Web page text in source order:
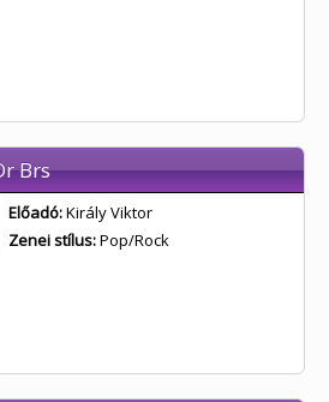
Brs
Előadó:Király Viktor
Zenei stílus:Pop/Rock